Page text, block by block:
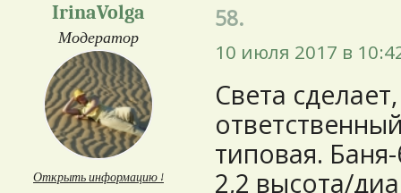
IrinaVolga
Модератор
Открыть информацию ↓
58.
10 июля 2017 в
Света
типовая.
2,2 высота/